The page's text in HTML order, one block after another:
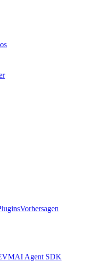
Vorhersagen
AI Agent SDK